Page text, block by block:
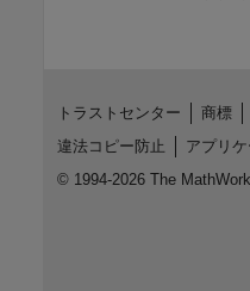
トラストセンター 商標
違法コピー防止
アプリ
© 1994-2026 The